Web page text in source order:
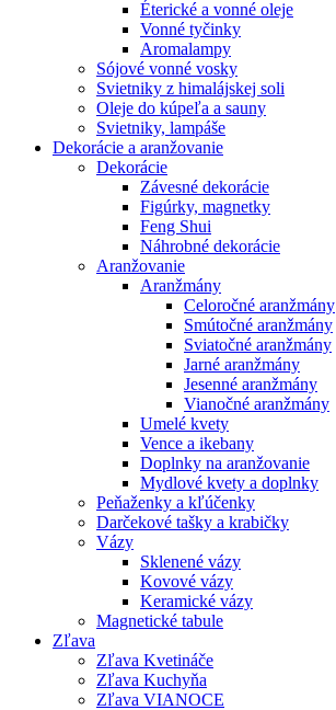
Éterické a vonné oleje
Vonné tyčinky
Aromalampy
Sójové vonné vosky
Svietniky z himalájskej soli
Oleje do kúpeľa a sauny
Svietniky, lampáše
Dekorácie a aranžovanie
Dekorácie
Závesné dekorácie
Figúrky, magnetky
Feng Shui
Náhrobné dekorácie
Aranžovanie
Aranžmány
Celoročné aranžmány
Smútočné aranžmány
Sviatočné aranžmány
Jarné aranžmány
Jesenné aranžmány
Vianočné aranžmány
Umelé kvety
Vence a ikebany
Doplnky na aranžovanie
Mydlové kvety a doplnky
Peňaženky a kľúčenky
Darčekové tašky a krabičky
Vázy
Sklenené vázy
Kovové vázy
Keramické vázy
Magnetické tabule
Zľava
Zľava Kvetináče
Zľava Kuchyňa
Zľava VIANOCE